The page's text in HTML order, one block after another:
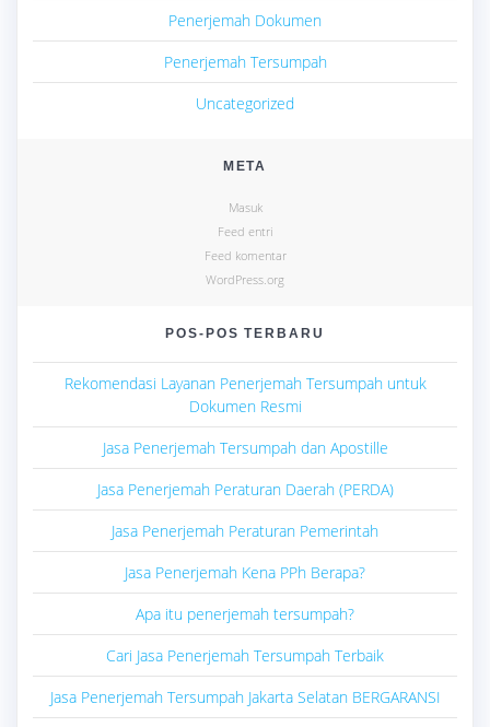
Penerjemah Dokumen
Penerjemah Tersumpah
Uncategorized
META
Masuk
Feed entri
Feed komentar
WordPress.org
POS-POS TERBARU
Rekomendasi Layanan Penerjemah Tersumpah untuk
Dokumen Resmi
Jasa Penerjemah Tersumpah dan Apostille
Jasa Penerjemah Peraturan Daerah (PERDA)
Jasa Penerjemah Peraturan Pemerintah
Jasa Penerjemah Kena PPh Berapa?
Apa itu penerjemah tersumpah?
Cari Jasa Penerjemah Tersumpah Terbaik
Jasa Penerjemah Tersumpah Jakarta Selatan BERGARANSI